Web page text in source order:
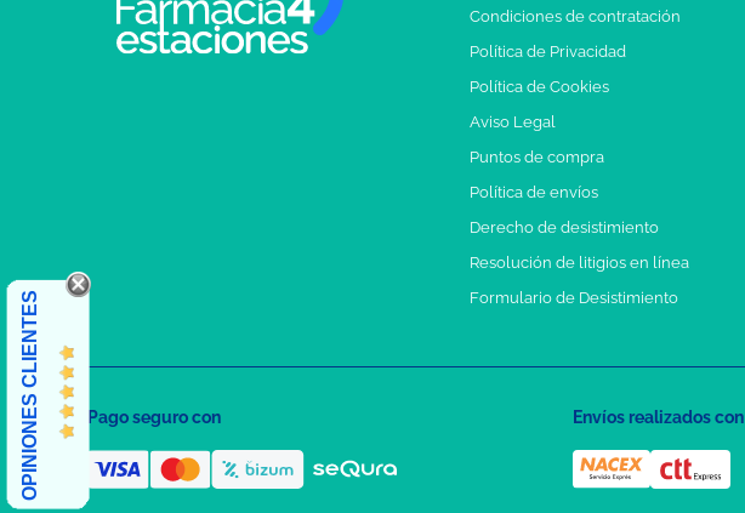
Condiciones de contratación
Política de Privacidad
Política de Cookies
Aviso Legal
Puntos de compra
Política de envíos
Derecho de desistimiento
Resolución de litigios en línea
Formulario de Desistimiento
OPINIONES CLIENTES Pago seguro con Envíos realizados con